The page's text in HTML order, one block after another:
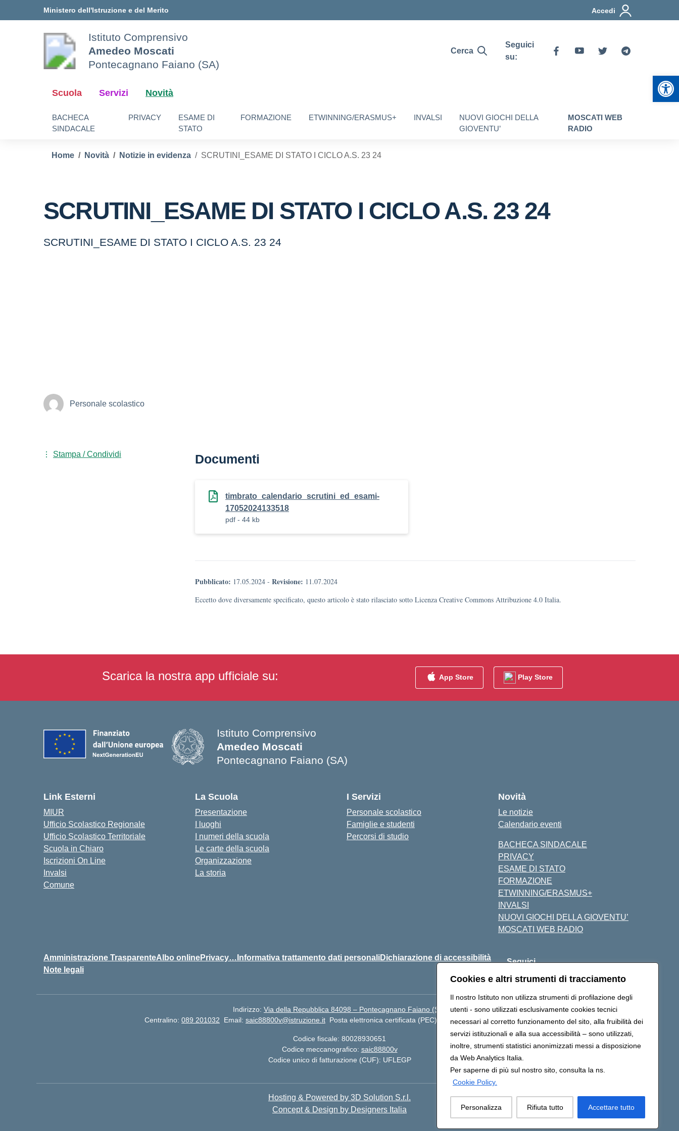
Cookies e altri strumenti di tracciamento
Il nostro Istituto non utilizza strumenti di profilazione degli
utenti - sono utilizzati esclusivamente cookies tecnici
necessari al corretto funzionamento del sito, alla fruibilità dei
servizi istituzionali e alla sua accessibilità – sono utilizzati,
inoltre, strumenti statistici anonimizzati messi a disposizione
da Web Analytics Italia.
Per saperne di più sul nostro sito, consulta la ns.
Cookie Policy.
Personalizza Rifiuta tutto Accettare tutto
Ministero dell'Istruzione e del Merito Accedi
Istituto Comprensivo
Amedeo Moscati
Pontecagnano Faiano (SA)
Cerca
Seguici
su:
Scuola Servizi Novità
BACHECA
SINDACALE
PRIVACY
ESAME DI
STATO
FORMAZIONE ETWINNING/ERASMUS+ INVALSI
NUOVI GIOCHI DELLA
GIOVENTU’
MOSCATI WEB
RADIO
Home Novità Notizie in evidenza SCRUTINI_ESAME DI STATO I CICLO A.S. 23 24
SCRUTINI_ESAME DI STATO I CICLO A.S. 23 24
SCRUTINI_ESAME DI STATO I CICLO A.S. 23 24
Personale scolastico
Documenti
timbrato_calendario_scrutini_ed_esami-
17052024133518
pdf - 44 kb
Pubblicato: 17.05.2024 - Revisione: 11.07.2024
Eccetto dove diversamente specificato, questo articolo è stato rilasciato sotto Licenza Creative Commons Attribuzione 4.0 Italia.
Stampa / Condividi
Scarica la nostra app ufficiale su: App Store Play Store
Istituto Comprensivo
Amedeo Moscati
Pontecagnano Faiano (SA)
Link Esterni
MIUR
Ufficio Scolastico Regionale
Ufficio Scolastico Territoriale
Scuola in Chiaro
Iscrizioni On Line
Invalsi
Comune
La Scuola
Presentazione
I luoghi
I numeri della scuola
Le carte della scuola
Organizzazione
La storia
I Servizi
Personale scolastico
Famiglie e studenti
Percorsi di studio
Novità
Le notizie
Calendario eventi
BACHECA SINDACALE
PRIVACY
ESAME DI STATO
FORMAZIONE
ETWINNING/ERASMUS+
INVALSI
NUOVI GIOCHI DELLA GIOVENTU’
MOSCATI WEB RADIO
Amministrazione TrasparenteAlbo onlinePrivacy…Informativa trattamento dati personaliDichiarazione di accessibilità
Note legali
Seguici
su:
Indirizzo: Via della Repubblica 84098 – Pontecagnano Faiano (SA)
Centralino: 089 201032 Email: saic88800v@istruzione.it Posta elettronica certificata (PEC): saic88800v@pec.istruzione.it
Codice fiscale: 80028930651
Codice meccanografico: saic88800v
Codice unico di fatturazione (CUF): UFLEGP
Hosting & Powered by 3D Solution S.r.l.
Concept & Design by Designers Italia